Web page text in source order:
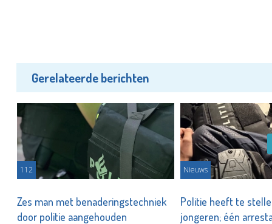
Gerelateerde berichten
112
Zes man met benaderingstechniek
door politie aangehouden
Nieuws
Politie heeft te
jongeren; één